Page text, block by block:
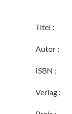
Titel :
Autor :
ISBN :
Verlag :